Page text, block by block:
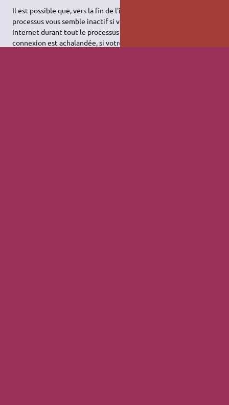
Il est possible que, vers la fin de l'installation (vers 80%), le
processus vous semble inactif si vous n'êtes pas connecté à
Internet durant tout le processus d'installation, si votre
connexion est achalandée, si votre connexion à Internet passe